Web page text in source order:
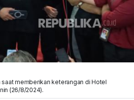
saat memberikan keterangan di Hotel
(26/8/2024).